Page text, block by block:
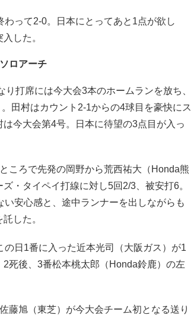
って2-0。日本にとってあと1点が欲し
した。
ロアーチ
打席には今大会3本のホームランを放ち、
田村はカウント2-1からの4球目を豪快にス
今大会第4号。日本に待望の3点目が入っ
ころで先発の岡野から荒西祐大（Honda熊
・タイペイ打線に対し5回2/3、被安打6。
安心感と、途中ランナーを出しながらも
した。
日1番に入った近本光司（大阪ガス）が1
死後、3番松本桃太郎（Honda鈴鹿）の左
旭（東芝）が今大会チーム初となる送り